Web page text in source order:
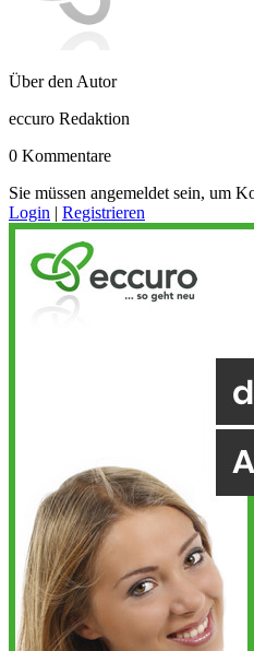
Über den Autor
eccuro Redaktion
0 Kommentare
Sie müssen angemeldet sein, um
Login | Registrieren